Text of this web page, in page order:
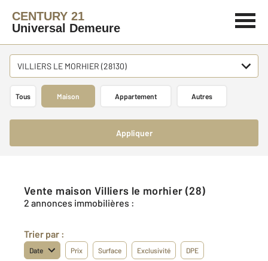
CENTURY 21
Universal Demeure
VILLIERS LE MORHIER (28130)
Tous Maison Appartement Autres
Appliquer
Vente maison Villiers le morhier (28)
2 annonces immobilières :
Trier par :
Date Prix Surface Exclusivité DPE